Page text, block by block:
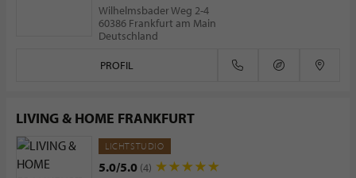
Wilhelmsbader Weg 2-4
60386 Frankfurt am Main
Deutschland
PROFIL
LIVING & HOME FRANKFURT
LICHTSTUDIO
5.0/5.0 (4)